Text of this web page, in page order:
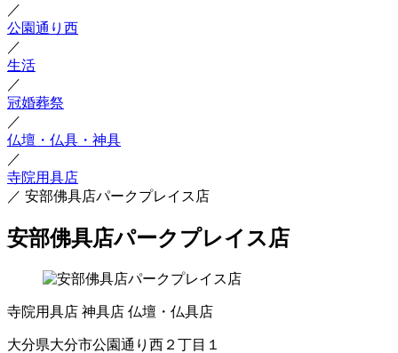
／
公園通り西
／
生活
／
冠婚葬祭
／
仏壇・仏具・神具
／
寺院用具店
／ 安部佛具店パークプレイス店
安部佛具店パークプレイス店
寺院用具店 神具店 仏壇・仏具店
大分県大分市公園通り西２丁目１